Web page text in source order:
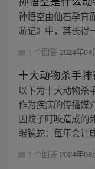
孙悟空由仙石孕育
游记》中，其长得
1 个回答 2024年08
十大动物杀手
以下为十大动物杀
作为疾病的传播媒
因蚊子叮咬造成的
眼镜蛇：每年会让
1 个回答 2024年08